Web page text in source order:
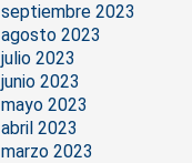
septiembre 2023
agosto 2023
julio 2023
junio 2023
mayo 2023
abril 2023
marzo 2023